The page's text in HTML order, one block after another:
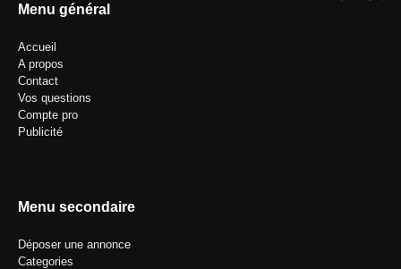
Menu général
Accueil
A propos
Contact
Vos questions
Compte pro
Publicité
Menu secondaire
Déposer une annonce
Categories